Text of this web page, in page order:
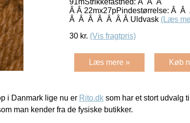
Â Â 22mx27pPindestørrelse: Â
Â Â Â Â Â Â Â Uldvask (Læs
30 kr. (Vis fragtpris)
Læs mere » Køb
i Danmark lige nu er Rito.dk som har et stort udvalg
man kender fra de fysiske butikker.